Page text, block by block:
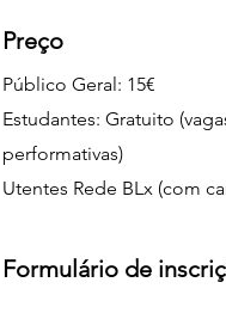
Preço
Público Geral: 15€
Estudantes: Gratuito
performativas)
Utentes Rede BLx (com
Formulário de